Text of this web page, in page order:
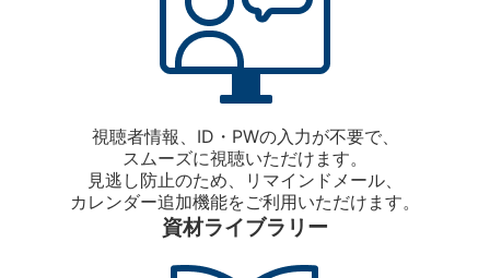
視聴者情報、ID・PWの入力が不要で、
スムーズに視聴いただけます。
見逃し防止のため、リマインドメール、
カレンダー追加機能をご利用いただけます。
資材ライブラリー